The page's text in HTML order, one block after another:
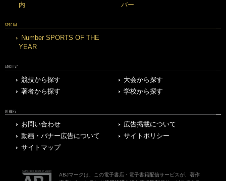
内
バー
SPECIAL
Number SPORTS OF THE
YEAR
ARCHIVE
競技から探す
大会から探す
著者から探す
学校から探す
OTHERS
お問い合わせ
広告掲載について
動画・バナー広告について
サイトポリシー
サイトマップ
ABJマークは、この電子書店・電子書籍配信サービスが、著作